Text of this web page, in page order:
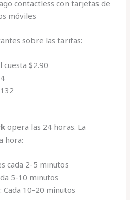
contactless con tarjetas de
móviles
sobre las tarifas:
cuesta $2.90
opera las 24 horas. La
hora:
cada 2-5 minutos
5-10 minutos
10-20 minutos